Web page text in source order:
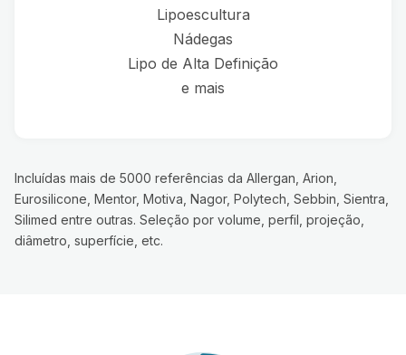
Lipoescultura
Nádegas
Lipo de Alta Definição
e mais
Incluídas mais de 5000 referências da Allergan, Arion,
Eurosilicone, Mentor, Motiva, Nagor, Polytech, Sebbin, Sientra,
Silimed entre outras. Seleção por volume, perfil, projeção,
diâmetro, superfície, etc.